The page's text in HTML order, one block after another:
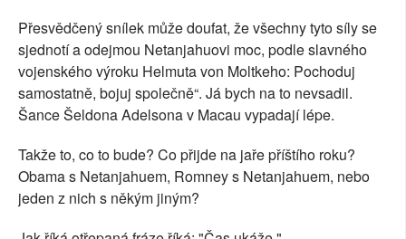
Přesvědčený snílek může doufat, že všechny tyto síly se
sjednotí a odejmou Netanjahuovi moc, podle slavného
vojenského výroku Helmuta von Moltkeho: Pochoduj
samostatně, bojuj společně“. Já bych na to nevsadil.
Šance Šeldona Adelsona v Macau vypadají lépe.
Takže to, co to bude? Co přijde na jaře příštího roku?
Obama s Netanjahuem, Romney s Netanjahuem, nebo
jeden z nich s někým jiným?